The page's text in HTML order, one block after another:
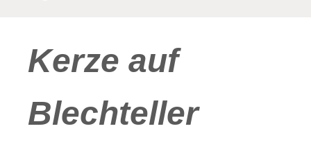
Kerze auf
Blechteller